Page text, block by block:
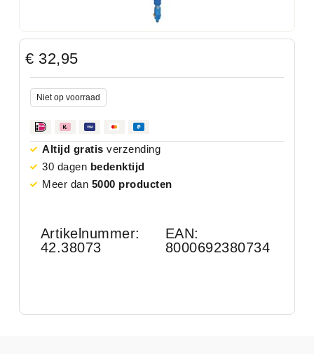
€ 32,95
Niet op voorraad
Altijd gratis verzending
30 dagen bedenktijd
Meer dan 5000 producten
Artikelnummer:
42.38073
EAN:
8000692380734